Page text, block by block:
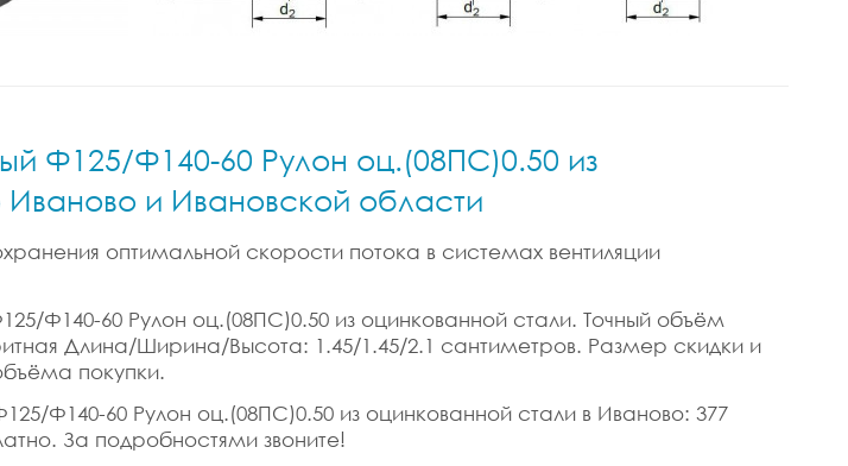
Ф125/Ф140-60 Рулон оц.(08ПС)0.50 из
и Ивановской области
оптимальной скорости потока в системах вентиляции
Ф140-60 Рулон оц.(08ПС)0.50 из оцинкованной стали. Точный объём
Длина/Ширина/Высота: 1.45/1.45/2.1 сантиметров. Размер скидки и
покупки.
Ф140-60 Рулон оц.(08ПС)0.50 из оцинкованной стали в Иваново: 377
За подробностями звоните!